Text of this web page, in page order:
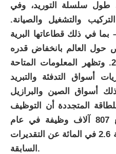
سلسلة التوريد، وفي
والتشغيل والصيانة.
في ذلك قطاعاتها البرية
مليون شخص حول العالم بانخفاض قدره
0.6 في المائة عن عام 2016. وتظهر المعلومات المتاحة
كبريات أسواق التدفئة والتبريد
أسواق الصين والبرازيل
للطاقة المتجددة أن التوظيف
العالمي في هذا القطاع بلغ 807 آلاف وظيفة في عام
2017، بما يمثل انخفاضا بنسبة 2.6 في المائة عن التقديرات
السابقة.